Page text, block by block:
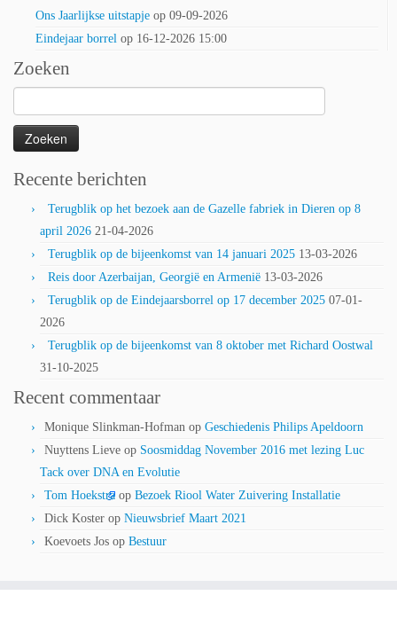
Ons Jaarlijkse uitstapje op 09-09-2026
Eindejaar borrel op 16-12-2026 15:00
Zoeken
naar:
Recente berichten
Terugblik op het bezoek aan de Gazelle fabriek in Dieren op 8
april 2026 21-04-2026
Terugblik op de bijeenkomst van 14 januari 2025 13-03-2026
Reis door Azerbaijan, Georgië en Armenië 13-03-2026
Terugblik op de Eindejaarsborrel op 17 december 2025 07-01-
2026
Terugblik op de bijeenkomst van 8 oktober met Richard Oostwal
31-10-2025
Recent commentaar
Monique Slinkman-Hofman op Geschiedenis Philips Apeldoorn
Nuyttens Lieve op Soosmiddag November 2016 met lezing Luc
Tack over DNA en Evolutie
Tom Hoekstra op Bezoek Riool Water Zuivering Installatie
Dick Koster op Nieuwsbrief Maart 2021
Koevoets Jos op Bestuur